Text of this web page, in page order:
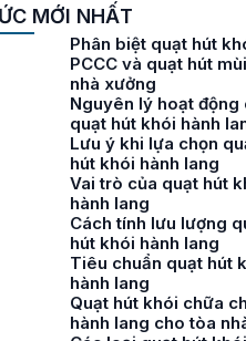
MỚI NHẤT
Phân biệt quạt hút
PCCC và quạt hút
nhà xưởng
Nguyên lý hoạt động
quạt hút khói hành
Lưu ý khi lựa chọn
hút khói hành lang
Vai trò của quạt hút
hành lang
Cách tính lưu lượng
hút khói hành lang
Tiêu chuẩn quạt hút
hành lang
Quạt hút khói chữa
hành lang cho tòa